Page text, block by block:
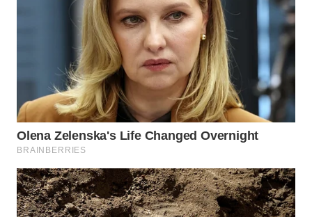
WN
SEMARANG
WN
WN
BOROBUDUR